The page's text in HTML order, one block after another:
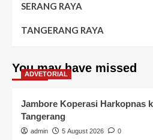
SERANG RAYA
TANGERANG RAYA
You may have missed
ADVETORIAL
Jambore Koperasi Harkopnas
Tangerang
admin 5 August 2026 0